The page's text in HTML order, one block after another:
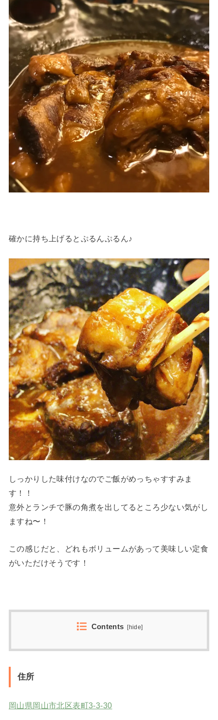
確かに持ち上げるとぷるんぷるん♪
しっかりした味付けなのでご飯がめっちゃすすみま
す！！
意外とランチで豚の角煮を出してるところ少ない気がし
ますね〜！
この感じだと、どれもボリュームがあって美味しい定食
がいただけそうです！
Contents [hide]
住所
岡山県岡山市北区表町3-3-30